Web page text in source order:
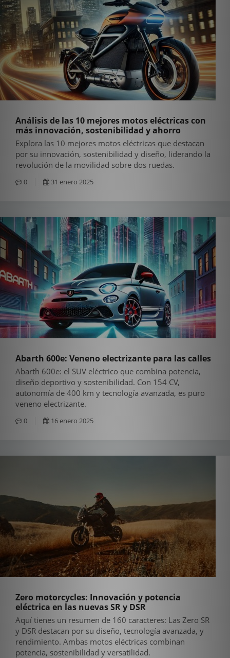
Análisis de las 10 mejores motos eléctricas con
más innovación, sostenibilidad y ahorro
Explora las 10 mejores motos eléctricas que destacan
por su innovación, sostenibilidad y diseño, liderando la
revolución de la movilidad sobre dos ruedas.
0 31 enero 2025
Abarth 600e: Veneno electrizante para las calles
Abarth 600e: el SUV eléctrico que combina potencia,
diseño deportivo y sostenibilidad. Con 154 CV,
autonomía de 400 km y tecnología avanzada, es puro
veneno electrizante.
0 16 enero 2025
Zero motorcycles: Innovación y potencia
eléctrica en las nuevas SR y DSR
Aquí tienes un resumen de 160 caracteres: Las Zero SR
y DSR destacan por su diseño, tecnología avanzada, y
rendimiento. Ambas motos eléctricas combinan
potencia, sostenibilidad y versatilidad.